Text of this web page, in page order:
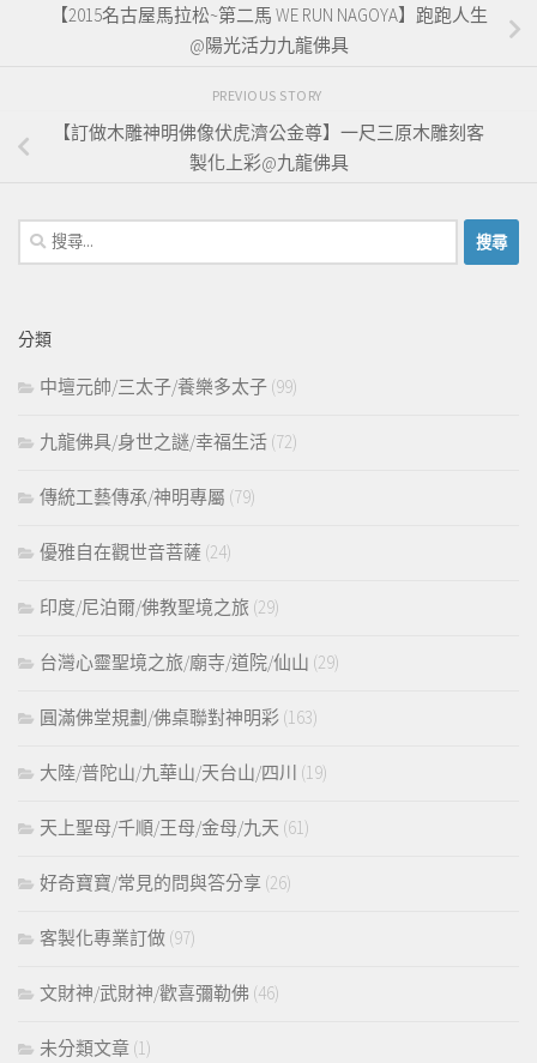
【2015名古屋馬拉松~第二馬 WE RUN NAGOYA】跑跑人生
@陽光活力九龍佛具
PREVIOUS STORY
【訂做木雕神明佛像伏虎濟公金尊】一尺三原木雕刻客
製化上彩@九龍佛具
搜
尋
字:
分類
中壇元帥/三太子/養樂多太子 (99)
九龍佛具/身世之謎/幸福生活 (72)
傳統工藝傳承/神明專屬 (79)
優雅自在觀世音菩薩 (24)
印度/尼泊爾/佛教聖境之旅 (29)
台灣心靈聖境之旅/廟寺/道院/仙山 (29)
圓滿佛堂規劃/佛桌聯對神明彩 (163)
大陸/普陀山/九華山/天台山/四川 (19)
天上聖母/千順/王母/金母/九天 (61)
好奇寶寶/常見的問與答分享 (26)
客製化專業訂做 (97)
文財神/武財神/歡喜彌勒佛 (46)
未分類文章 (1)